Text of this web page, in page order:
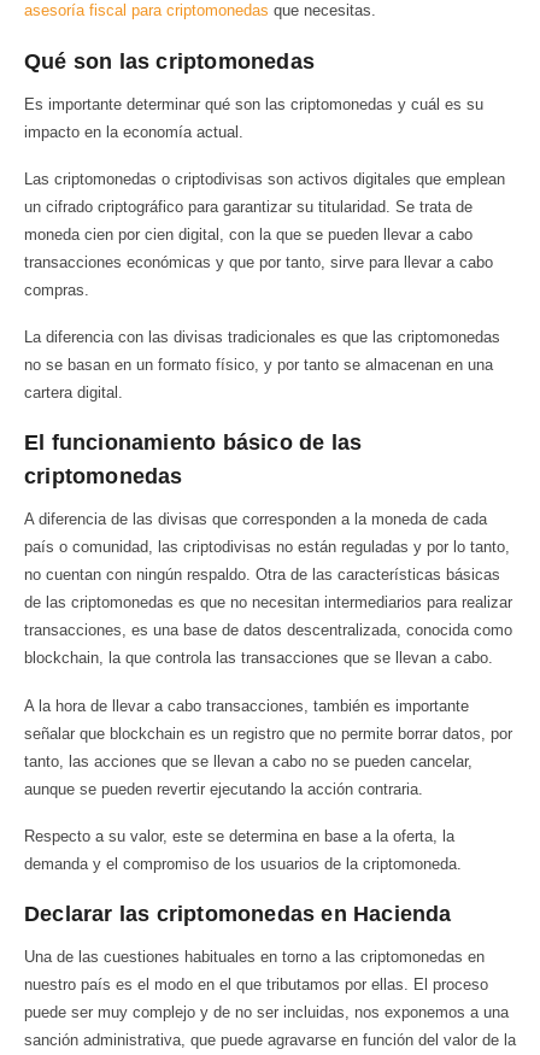
asesoría fiscal para criptomonedas que necesitas.
Qué son las criptomonedas
Es importante determinar qué son las criptomonedas y cuál es su
impacto en la economía actual.
Las criptomonedas o criptodivisas son activos digitales que emplean
un cifrado criptográfico para garantizar su titularidad. Se trata de
moneda cien por cien digital, con la que se pueden llevar a cabo
transacciones económicas y que por tanto, sirve para llevar a cabo
compras.
La diferencia con las divisas tradicionales es que las criptomonedas
no se basan en un formato físico, y por tanto se almacenan en una
cartera digital.
El funcionamiento básico de las
criptomonedas
A diferencia de las divisas que corresponden a la moneda de cada
país o comunidad, las criptodivisas no están reguladas y por lo tanto,
no cuentan con ningún respaldo. Otra de las características básicas
de las criptomonedas es que no necesitan intermediarios para realizar
transacciones, es una base de datos descentralizada, conocida como
blockchain, la que controla las transacciones que se llevan a cabo.
A la hora de llevar a cabo transacciones, también es importante
señalar que blockchain es un registro que no permite borrar datos, por
tanto, las acciones que se llevan a cabo no se pueden cancelar,
aunque se pueden revertir ejecutando la acción contraria.
Respecto a su valor, este se determina en base a la oferta, la
demanda y el compromiso de los usuarios de la criptomoneda.
Declarar las criptomonedas en Hacienda
Una de las cuestiones habituales en torno a las criptomonedas en
nuestro país es el modo en el que tributamos por ellas. El proceso
puede ser muy complejo y de no ser incluidas, nos exponemos a una
sanción administrativa, que puede agravarse en función del valor de la